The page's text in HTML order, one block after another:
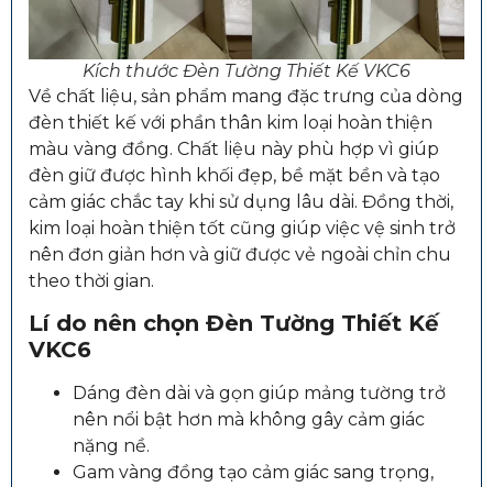
Kích thước Đèn Tường Thiết Kế VKC6
Về chất liệu, sản phẩm mang đặc trưng của dòng
đèn thiết kế với phần thân kim loại hoàn thiện
màu vàng đồng. Chất liệu này phù hợp vì giúp
đèn giữ được hình khối đẹp, bề mặt bền và tạo
cảm giác chắc tay khi sử dụng lâu dài. Đồng thời,
kim loại hoàn thiện tốt cũng giúp việc vệ sinh trở
nên đơn giản hơn và giữ được vẻ ngoài chỉn chu
theo thời gian.
Lí do nên chọn Đèn Tường Thiết Kế
VKC6
Dáng đèn dài và gọn giúp mảng tường trở
nên nổi bật hơn mà không gây cảm giác
nặng nề.
Gam vàng đồng tạo cảm giác sang trọng,